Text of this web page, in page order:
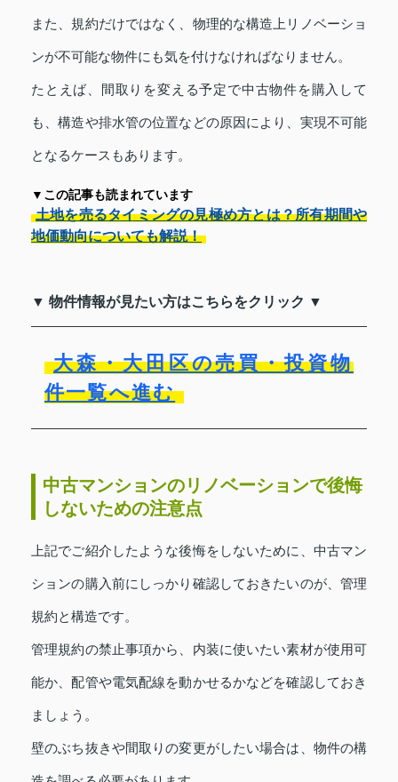
また、規約だけではなく、物理的な構造上リノベーショ
ンが不可能な物件にも気を付けなければなりません。
たとえば、間取りを変える予定で中古物件を購入して
も、構造や排水管の位置などの原因により、実現不可能
となるケースもあります。
▼この記事も読まれています
土地を売るタイミングの見極め方とは？所有期間や
地価動向についても解説！
▼ 物件情報が見たい方はこちらをクリック ▼
大森・大田区の売買・投資物
件一覧へ進む
中古マンションのリノベーションで後悔
しないための注意点
上記でご紹介したような後悔をしないために、中古マン
ションの購入前にしっかり確認しておきたいのが、管理
規約と構造です。
管理規約の禁止事項から、内装に使いたい素材が使用可
能か、配管や電気配線を動かせるかなどを確認しておき
ましょう。
壁のぶち抜きや間取りの変更がしたい場合は、物件の構